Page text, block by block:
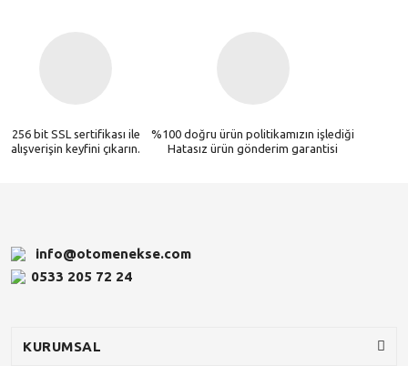
256 bit SSL sertifikası ile
alışverişin keyfini çıkarın.
%100 doğru ürün politikamızın işlediği
Hatasız ürün gönderim garantisi
info@otomenekse.com
0533 205 72 24
KURUMSAL